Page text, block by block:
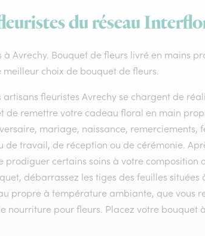
du réseau
Avrechy. Bouquet de fleurs livré en mains
choix de bouquet de fleurs.
fleuristes Avrechy se chargent de
de remettre votre cadeau floral en main
mariage, naissance, remerciements,
travail, de réception ou de cérémonie.
prodiguer certains soins à votre composition
débarrassez les tiges des feuilles situées
propre à température ambiante, que vous
nourriture pour fleurs. Placez votre bouquet